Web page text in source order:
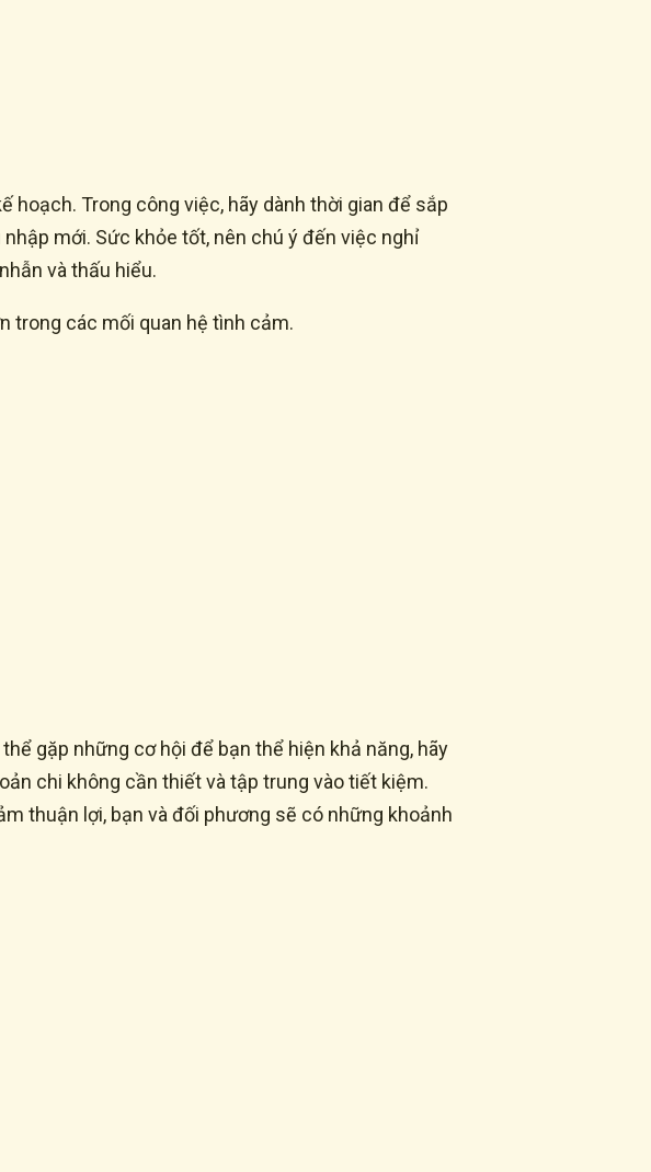
hoạch. Trong công việc, hãy dành thời gian để sắp
mới. Sức khỏe tốt, nên chú ý đến việc nghỉ
và thấu hiểu.
trong các mối quan hệ tình cảm.
gặp những cơ hội để bạn thể hiện khả năng, hãy
chi không cần thiết và tập trung vào tiết kiệm.
thuận lợi, bạn và đối phương sẽ có những khoảnh